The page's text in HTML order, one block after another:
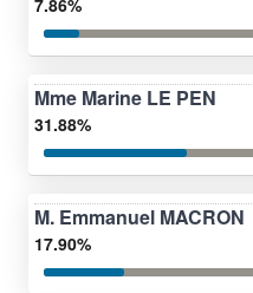
Mme Marine LE PEN
31.88%
M. Emmanuel MACRON
17.90%